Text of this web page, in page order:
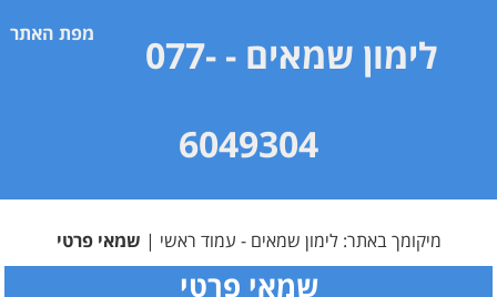
מפת האתר לימון שמאים
- 077-
6049304
מיקומך באתר:לימון שמאים - עמוד ראשי | שמאי פרטי
שמאי פרטי